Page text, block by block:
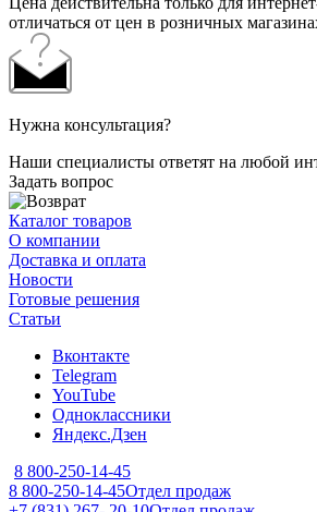
отличаться от цен в розничных
Нужна консультация?
Наши специалисты ответят на любой
Задать вопрос
Каталог товаров
О компании
Доставка и оплата
Новости
Готовые решения
Статьи
Вконтакте
Telegram
YouTube
Одноклассники
Яндекс.Дзен
8 800-250-14-45
8 800-250-14-45Отдел продаж